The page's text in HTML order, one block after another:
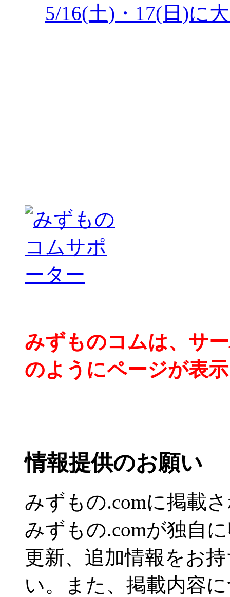
5/16(土)・17(日)に
みずものコムは、サ
のようにページが表
情報提供のお願い
みずもの.comに掲載
みずもの.comが独自
更新、追加情報をお
い。また、掲載内容